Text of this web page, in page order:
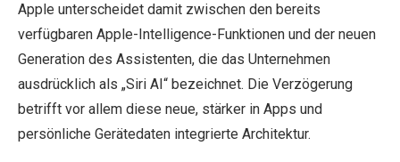
Apple unterscheidet damit zwischen den bereits
verfügbaren Apple-Intelligence-Funktionen und der neuen
Generation des Assistenten, die das Unternehmen
ausdrücklich als „Siri AI“ bezeichnet. Die Verzögerung
betrifft vor allem diese neue, stärker in Apps und
persönliche Gerätedaten integrierte Architektur.